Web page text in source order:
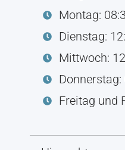
Montag:
Dienstag:
Mittwoch:
Donnerstag:
Freitag und